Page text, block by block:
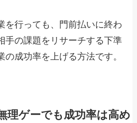
を行っても、門前払いに終わ
手の課題をリサーチする下準
の成功率を上げる方法です。
理ゲーでも成功率は高め